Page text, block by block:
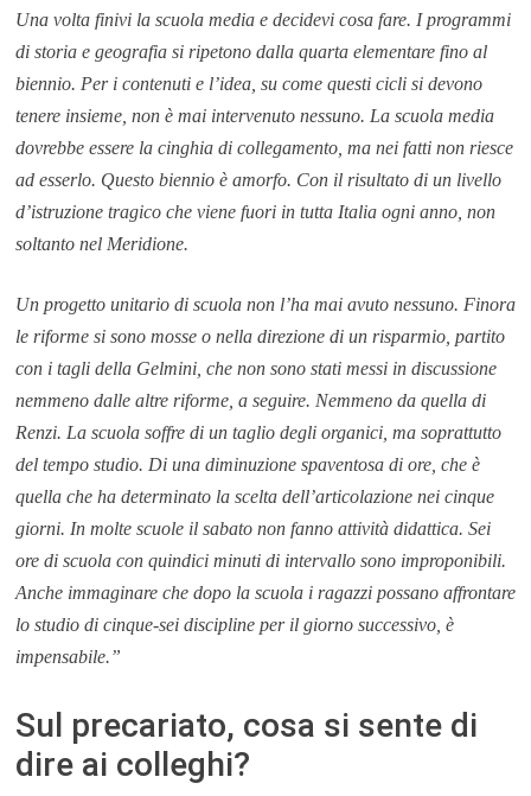
Una volta finivi la scuola media e decidevi cosa fare. I programmi
di storia e geografia si ripetono dalla quarta elementare fino al
biennio. Per i contenuti e l’idea, su come questi cicli si devono
tenere insieme, non è mai intervenuto nessuno. La scuola media
dovrebbe essere la cinghia di collegamento, ma nei fatti non riesce
ad esserlo. Questo biennio è amorfo. Con il risultato di un livello
d’istruzione tragico che viene fuori in tutta Italia ogni anno, non
soltanto nel Meridione.
Un progetto unitario di scuola non l’ha mai avuto nessuno. Finora
le riforme si sono mosse o nella direzione di un risparmio, partito
con i tagli della Gelmini, che non sono stati messi in discussione
nemmeno dalle altre riforme, a seguire. Nemmeno da quella di
Renzi. La scuola soffre di un taglio degli organici, ma soprattutto
del tempo studio. Di una diminuzione spaventosa di ore, che è
quella che ha determinato la scelta dell’articolazione nei cinque
giorni. In molte scuole il sabato non fanno attività didattica. Sei
ore di scuola con quindici minuti di intervallo sono improponibili.
Anche immaginare che dopo la scuola i ragazzi possano affrontare
lo studio di cinque-sei discipline per il giorno successivo, è
impensabile.”
Sul precariato, cosa si sente di
dire ai colleghi?